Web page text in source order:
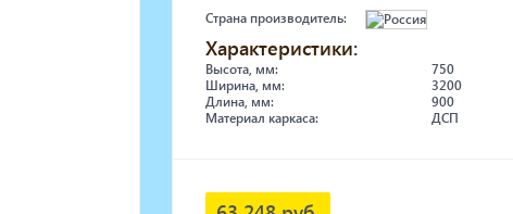
Страна производитель:
Характеристики:
Высота, мм:
750
Ширина, мм:
3200
Длина, мм:
900
Материал каркаса:
ДСП